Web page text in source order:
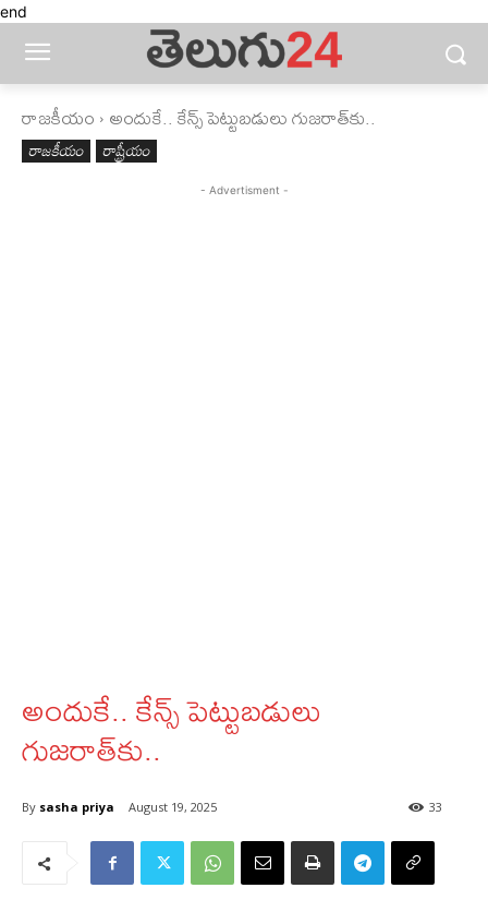
end
రాజకీయం అందుకే.. కేన్స్ పెట్టుబ‌డులు గుజరాత్‌కు..
రాజకీయం రాష్ట్రీయం
- Advertisment -
అందుకే.. కేన్స్ పెట్టుబ‌డులు
గుజరాత్‌కు..
By sasha priya August 19, 2025 33